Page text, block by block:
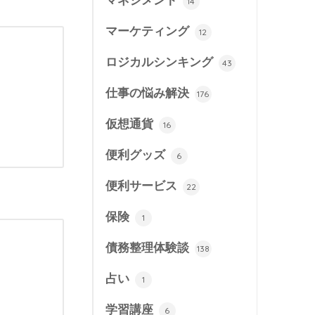
マーケティング 12
ロジカルシンキング 43
仕事の悩み解決 176
仮想通貨 16
便利グッズ 6
便利サービス 22
保険 1
債務整理体験談 138
占い 1
学習講座 6